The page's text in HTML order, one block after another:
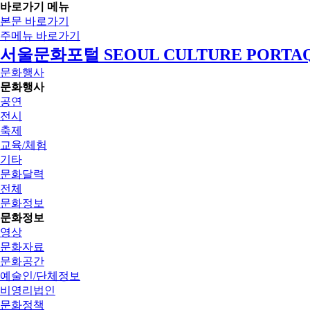
바로가기 메뉴
본문 바로가기
주메뉴 바로가기
서울문화포털 SEOUL CULTURE
문화행사
문화행사
공연
전시
축제
교육/체험
기타
문화달력
전체
문화정보
문화정보
영상
문화자료
문화공간
예술인/단체정보
비영리법인
문화정책